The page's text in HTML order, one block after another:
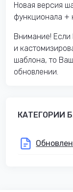
Новая версия
функционала +
Внимание!
и
шаблона, то
обновлении.
КАТЕГОРИИ